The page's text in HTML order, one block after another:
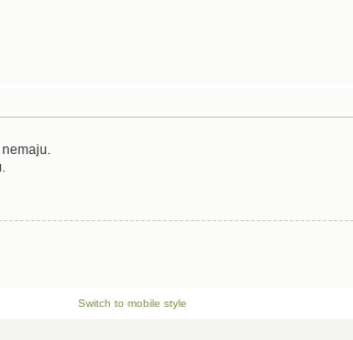
Switch to mobile style